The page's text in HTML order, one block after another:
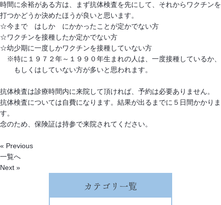
時間に余裕がある方は、まず抗体検査を先にして、それからワクチンを
打つかどうか決めたほうが良いと思います。
☆今まで はしか にかかったことが定かでない方
☆ワクチンを接種したか定かでない方
☆幼少期に一度しかワクチンを接種していない方
※特に１９７２年～１９９０年生まれの人は、一度接種しているか、
もしくはしていない方が多いと思われます。
抗体検査は診療時間内に来院して頂ければ、予約は必要ありません。
抗体検査については自費になります。結果が出るまでに５日間かかりま
す。
念のため、保険証は持参で来院されてください。
« Previous
一覧へ
Next »
カテゴリ一覧